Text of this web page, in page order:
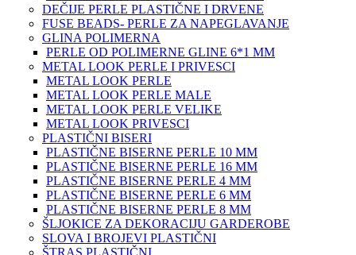
DEČIJE PERLE PLASTIČNE I DRVENE
FUSE BEADS- PERLE ZA NAPEGLAVANJE
GLINA POLIMERNA
PERLE OD POLIMERNE GLINE 6*1 MM
METAL LOOK PERLE I PRIVESCI
METAL LOOK PERLE
METAL LOOK PERLE MALE
METAL LOOK PERLE VELIKE
METAL LOOK PRIVESCI
PLASTIČNI BISERI
PLASTIČNE BISERNE PERLE 10 MM
PLASTIČNE BISERNE PERLE 16 MM
PLASTIČNE BISERNE PERLE 4 MM
PLASTIČNE BISERNE PERLE 6 MM
PLASTIČNE BISERNE PERLE 8 MM
ŠLJOKICE ZA DEKORACIJU GARDEROBE
SLOVA I BROJEVI PLASTIČNI
ŠTRAS PLASTIČNI